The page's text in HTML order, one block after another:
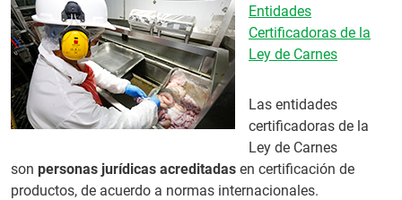
Entidades
Certificadoras de la
Ley de Carnes
Las entidades
certificadoras de la
Ley de Carnes
son personas jurídicas acreditadas en certificación de
productos, de acuerdo a normas internacionales.